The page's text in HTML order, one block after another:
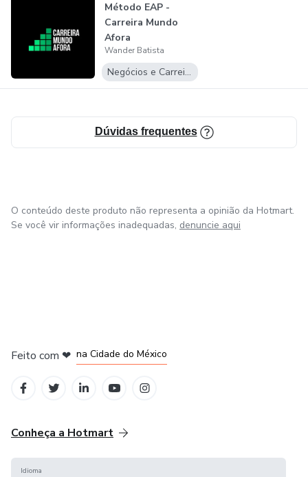
Método EAP -
Carreira Mundo
Afora
Wander Batista
Negócios e Carreira
Dúvidas frequentes
O conteúdo deste produto não representa a opinião da Hotmart.
Se você vir informações inadequadas, denuncie aqui
Feito com ❤ na Cidade do México
Conheça a Hotmart
Idioma